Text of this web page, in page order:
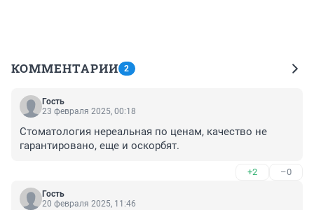
КОММЕНТАРИИ 2
Гость
23 февраля 2025, 00:18
Стоматология нереальная по ценам, качество не
гарантировано, еще и оскорбят.
+2 –0
Гость
20 февраля 2025, 11:46